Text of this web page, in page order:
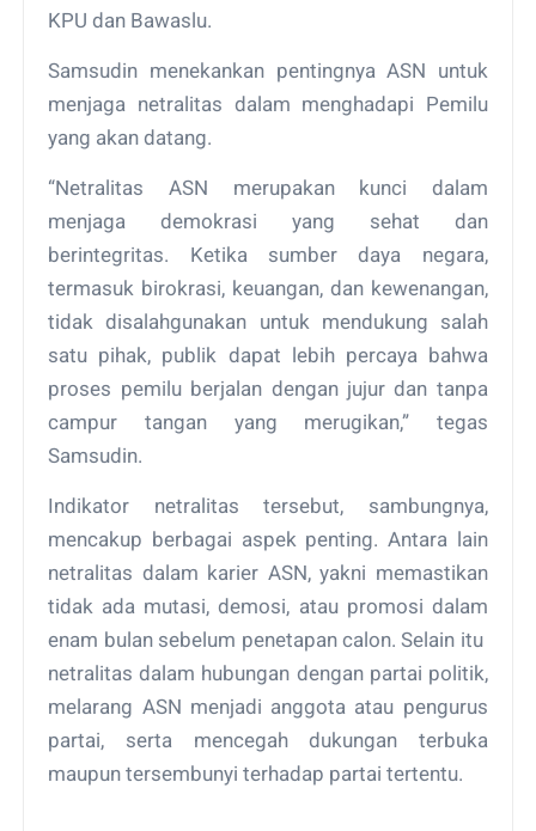
KPU dan Bawaslu.
Samsudin menekankan pentingnya ASN untuk
menjaga netralitas dalam menghadapi Pemilu
yang akan datang.
“Netralitas ASN merupakan kunci dalam
menjaga demokrasi yang sehat dan
berintegritas. Ketika sumber daya negara,
termasuk birokrasi, keuangan, dan kewenangan,
tidak disalahgunakan untuk mendukung salah
satu pihak, publik dapat lebih percaya bahwa
proses pemilu berjalan dengan jujur dan tanpa
campur tangan yang merugikan,” tegas
Samsudin.
Indikator netralitas tersebut, sambungnya,
mencakup berbagai aspek penting. Antara lain
netralitas dalam karier ASN, yakni memastikan
tidak ada mutasi, demosi, atau promosi dalam
enam bulan sebelum penetapan calon. Selain itu
netralitas dalam hubungan dengan partai politik,
melarang ASN menjadi anggota atau pengurus
partai, serta mencegah dukungan terbuka
maupun tersembunyi terhadap partai tertentu.